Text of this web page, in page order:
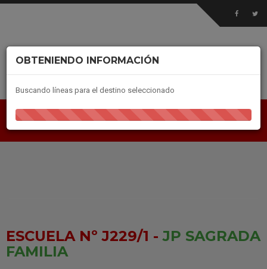
ESCUELA Nº J229/1 -JP SAGRADA
FAMILIA
OBTENIENDO INFORMACIÓN
Buscando líneas para el destino seleccionado